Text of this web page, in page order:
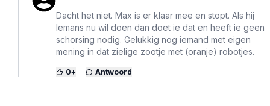
Dacht het niet. Max is er klaar mee en stopt. Als hij
lemans nu wil doen dan doet ie dat en heeft ie geen
schorsing nodig. Gelukkig nog iemand met eigen
mening in dat zielige zootje met (oranje) robotjes.
0+ Antwoord